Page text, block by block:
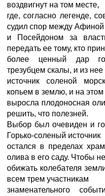
воздвигнут на том месте,
где, согласно легенде,
судил спор между Афиной
и Посейдоном за
передать ее тому, кто
более ценный дар
трезубцем скалы, и из нее
источник соленой
копьем в землю, и на
выросла плодоносная
решить, что полезней.
Выбор был очевиден и
Горько-соленый источник
остался в пределах
олива в его саду. Чтобы не
обижать колебателя
всем трем участникам
знаменательного